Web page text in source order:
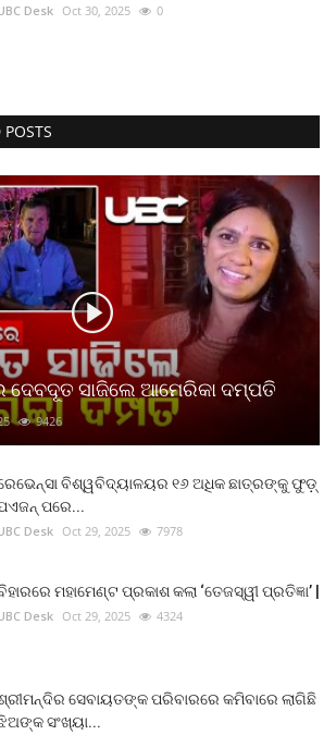
Desk Oct 30, 2025 0
ସାଜିଲେ ଆମେରିକା ଦମ୍ପତି
9426
ବିଶ୍ୱବିଦ୍ୟାଳୟର ୧୬ ଅଧିକ ଛାତ୍ରଙ୍କୁ ଫୁଡ଼୍
ପରେ...
Desk Oct 29, 2025 7978
ମହାମେଣ୍ଟ ପ୍ରକାଶ କଲା ‘ତେଜସ୍ୱୀ ପ୍ରତିଜ୍ଞା’ |
Desk Oct 29, 2025 4324
ସେବାୟତଙ୍କ ପରିବାରରେ କମିବାରେ ଲାଗିଛି
ସଂଖ୍ୟା...